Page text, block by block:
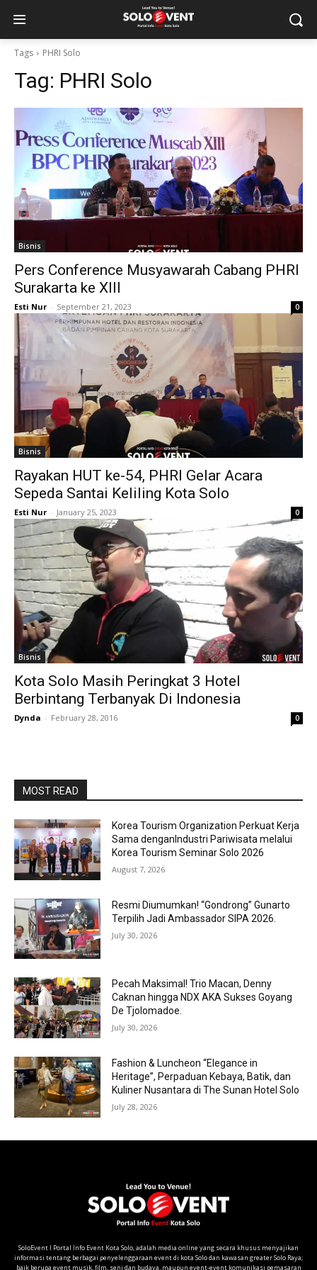
Tags PHRI Solo
Tag: PHRI Solo
Bisnis
Pers Conference Musyawarah Cabang PHRI
Surakarta ke XIII
Esti Nur - September 21, 2023 0
Bisnis
Rayakan HUT ke-54, PHRI Gelar Acara
Sepeda Santai Keliling Kota Solo
Esti Nur - January 25, 2023 0
Bisnis
Kota Solo Masih Peringkat 3 Hotel
Berbintang Terbanyak Di Indonesia
Dynda - February 28, 2016 0
MOST READ
Korea Tourism Organization Perkuat Kerja
Sama denganIndustri Pariwisata melalui
Korea Tourism Seminar Solo 2026
August 7, 2026
Resmi Diumumkan! “Gondrong” Gunarto
Terpilih Jadi Ambassador SIPA 2026.
July 30, 2026
Pecah Maksimal! Trio Macan, Denny
Caknan hingga NDX AKA Sukses Goyang
De Tjolomadoe.
July 30, 2026
Fashion & Luncheon “Elegance in
Heritage”, Perpaduan Kebaya, Batik, dan
Kuliner Nusantara di The Sunan Hotel Solo
July 28, 2026
SoloEvent I Portal Info Event Kota Solo, adalah media online yang secara khusus menyajikan
informasi tentang berbagai penyelenggaraan event di kota Solo dan kawasan greater Solo Raya;
baik berupa event musik, film, seni dan budaya, maupun event-event komunikasi pemasaran